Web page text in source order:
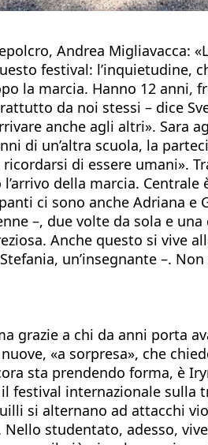
Andrea Migliavacca:
festival: l’inquietudine,
la marcia. Hanno 12 anni,
da noi stessi – dice
anche agli altri». Sara
di un’altra scuola, la
di essere umani».
della marcia.
ci sono anche Adriana
–, due volte da sola e
Anche questo si vive
un’insegnante –.
grazie a chi da anni porta
«a sorpresa», che
sta prendendo forma, è
festival internazionale
si alternano ad attacchi
studentato, adesso,